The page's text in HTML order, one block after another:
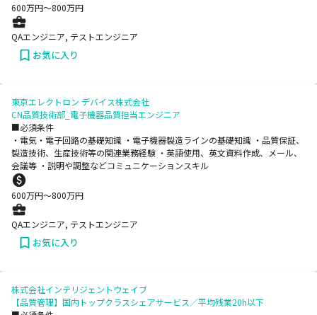
600万円〜800万円
QAエンジニア, テストエンジニア
お気に入り
東京エレクトロン デバイス株式会社
CN品質技術部_電子機器品質担当エンジニア
■必須条件
・電気・電子回路の基礎知識 ・電子機器製造ラインの基礎知識 ・品質保証、
製造技術、生産技術等の関連業務経験 ・英語使用、英文資料作成、メール、
会議等 ・説明や調整などコミュニケーションスキル
600万円〜800万円
QAエンジニア, テストエンジニア
お気に入り
株式会社インテリジェントウェイブ
【品質管理】国内トップクラスシェアサービス／平均残業20h以下